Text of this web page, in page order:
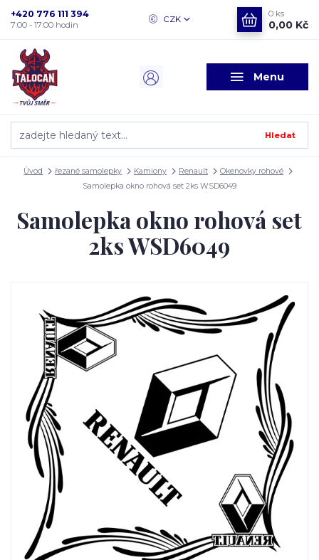
Menu
CZK
Hledat
+420 776 111 394
7:00 - 17:00 hodin
0 ks
0,00 Kč
Úvod řezané samolepky Kamiony Renault
Okenovky rohové
Samolepka okno rohová set 2ks WSD6049
Samolepka okno rohová set
2ks WSD6049